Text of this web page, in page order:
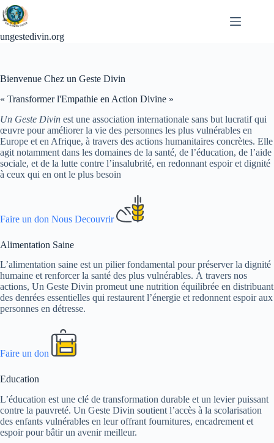
Passer
au
contenu
ungestedivin.org
Bienvenue Chez un Geste Divin
« Transformer l'Empathie en Action Divine »
Un Geste Divin est une association internationale sans but lucratif qui
œuvre pour améliorer la vie des personnes les plus vulnérables en
Europe et en Afrique, à travers des actions humanitaires concrètes. Elle
agit notamment dans les domaines de la santé, de l’éducation, de l’aide
sociale, et de la lutte contre l’insalubrité, en redonnant espoir et dignité
à ceux qui en ont le plus besoin
Faire un don Nous Decouvrir
Alimentation Saine
L’alimentation saine est un pilier fondamental pour préserver la dignité
humaine et renforcer la santé des plus vulnérables. À travers nos
actions, Un Geste Divin promeut une nutrition équilibrée en distribuant
des denrées essentielles qui restaurent l’énergie et redonnent espoir aux
personnes en détresse.
Faire un don
Education
L’éducation est une clé de transformation durable et un levier puissant
contre la pauvreté. Un Geste Divin soutient l’accès à la scolarisation
des enfants vulnérables en leur offrant fournitures, encadrement et
espoir pour bâtir un avenir meilleur.